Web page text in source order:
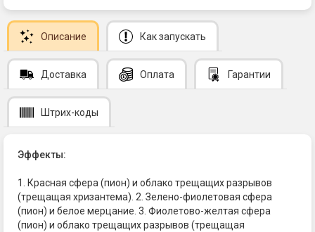
Описание Как запускать
Доставка Оплата Гарантии
Штрих-коды
Эффекты:
1. Красная сфера (пион) и облако трещащих разрывов
(трещащая хризантема). 2. Зелено-фиолетовая сфера
(пион) и белое мерцание. 3. Фиолетово-желтая сфера
(пион) и облако трещащих разрывов (трещащая